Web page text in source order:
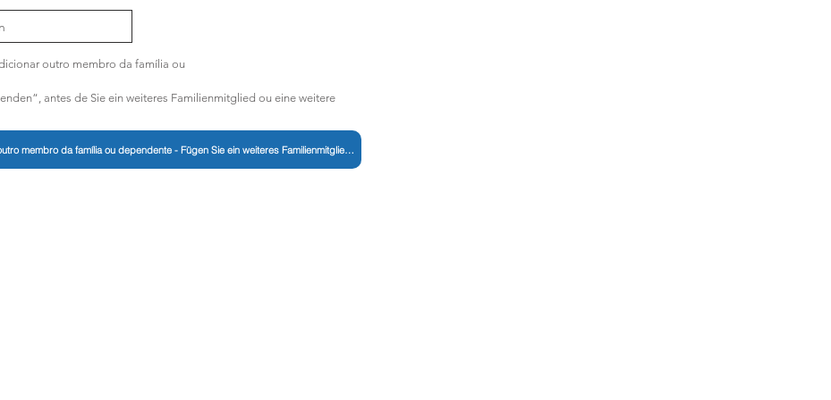
outro membro da família ou
antes de Sie ein weiteres Familienmitglied ou eine weitere
Adicionar outro membro da família ou dependente - Fügen Sie ein weiteres Familienmitglied hinzu